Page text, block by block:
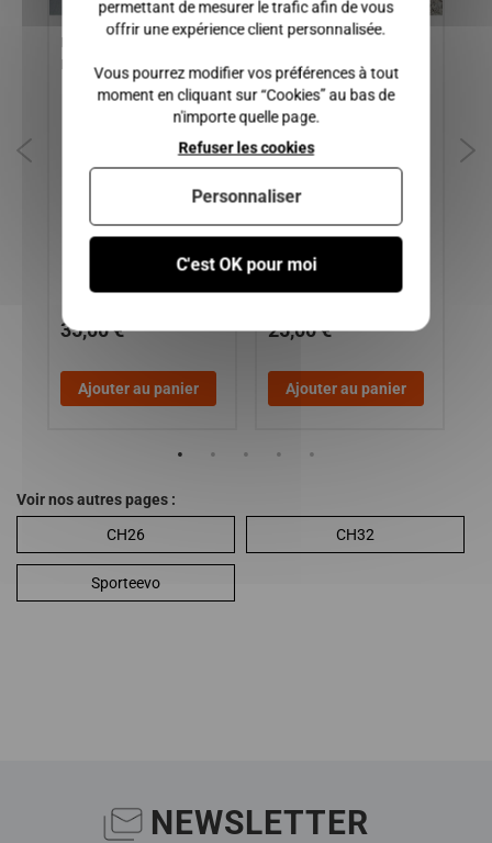
PEDALIER CHATENET
BAROODER, MEDIA
35,00 €
Ajouter au panier
CHARNIERE DE PORTE
GAUCHE CHATENET
MEDIA, SPEEDINO,
BAROODER
25,00 €
Ajouter au panier
Voir nos autres pages :
CH26
CH32
Sporteevo
NEWSLETTER
permettant de mesurer le trafic afin de vous
offrir une expérience client personnalisée.
Vous pourrez modifier vos préférences à tout
moment en cliquant sur “Cookies” au bas de
n'importe quelle page.
C'est OK pour moi
Refuser les cookies
Personnaliser